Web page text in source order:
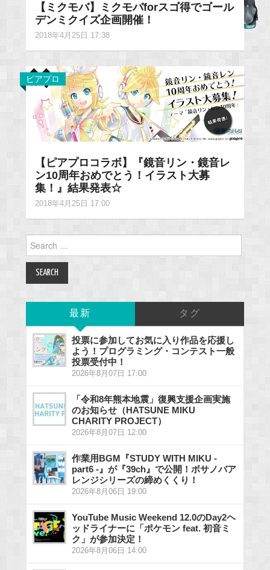
【ミクモバ】ミクモバforスゴ得でゴール
デンミクイズ企画開催！
2018年4月25日 17:38
ピアプロ
【ピアプロコラボ】『鏡音リン・鏡音レ
ン10周年おめでとう！イラスト大募
集！』結果発表☆
2018年4月25日 17:00
for:
最新 タグ
投票に参加してお気に入り作品を応援し
よう！プログラミング・コンテスト一般
投票受付中！
2026年8月07日 17:00
「令和8年熊本地震」復興支援企画実施
のお知らせ（HATSUNE MIKU
CHARITY PROJECT）
2026年8月07日 12:00
作業用BGM『STUDY WITH MIKU -
part6 -』が『39ch』で公開！ボサノバア
レンジシリーズの締めくくり！
2026年8月06日 19:00
YouTube Music Weekend 12.0のDay2ヘ
ッドライナーに「ポケモン feat. 初音ミ
ク」が参加決定！
2026年8月06日 14:00